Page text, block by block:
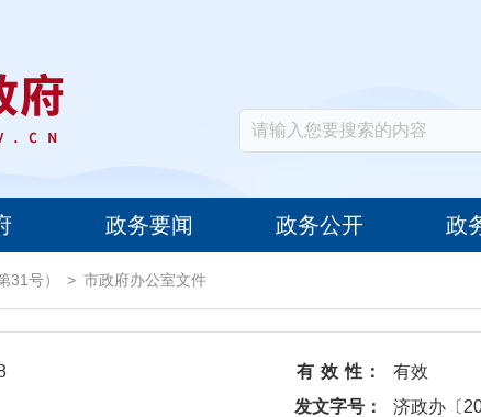
政务要闻 政务公开 政
31号） > 市政府办公室文件
有 效 性：
有效
发文字号：
济政办〔